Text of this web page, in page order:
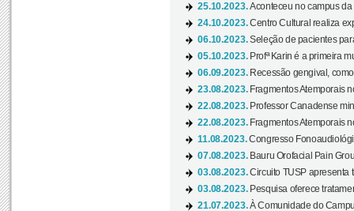
25.10.2023.Aconteceu no campus da
24.10.2023.Centro Cultural realiza
06.10.2023.Seleção de pacientes
05.10.2023. Profª Karin é a primeira
06.09.2023. Recessão gengival,
23.08.2023. Fragmentos Atemporais
22.08.2023. Professor Canadense
22.08.2023. Fragmentos Atemporais
11.08.2023.Congresso
07.08.2023. Bauru Orofacial Pain
03.08.2023.Circuito TUSP apresenta
03.08.2023. Pesquisa oferece
21.07.2023.À Comunidade do